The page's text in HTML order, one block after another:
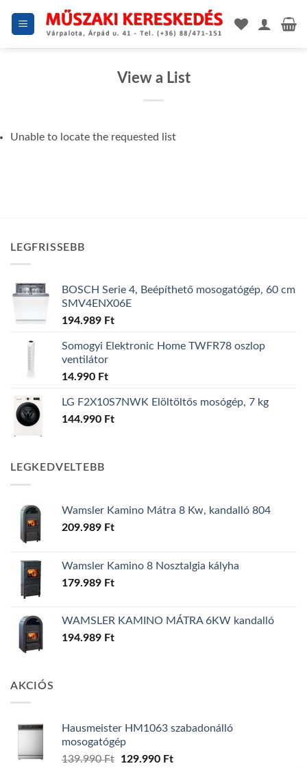
View a List
Unable to locate the requested list
LEGFRISSEBB
BOSCH Serie 4, Beépíthető mosogatógép, 60 cm
SMV4ENX06E
194.989 Ft
Somogyi Elektronic Home TWFR78 oszlop
ventilátor
14.990 Ft
LG F2X10S7NWK Elöltöltős mosógép, 7 kg
144.990 Ft
LEGKEDVELTEBB
Wamsler Kamino Mátra 8 Kw, kandalló 804
209.989 Ft
Wamsler Kamino 8 Nosztalgia kályha
179.989 Ft
WAMSLER KAMINO MÁTRA 6KW kandalló
194.989 Ft
AKCIÓS
Hausmeister HM1063 szabadonálló
mosogatógép
139.990Ft
Original
129.990 FtCurrent